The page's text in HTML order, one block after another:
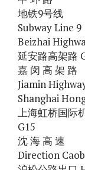
地铁9号线
Subway Line 9
Beizhai
延安路高架路
嘉 闵 高 架 路
Jiamin
Shanghai
上海虹桥国际
G15
沈 海 高 速
Direction